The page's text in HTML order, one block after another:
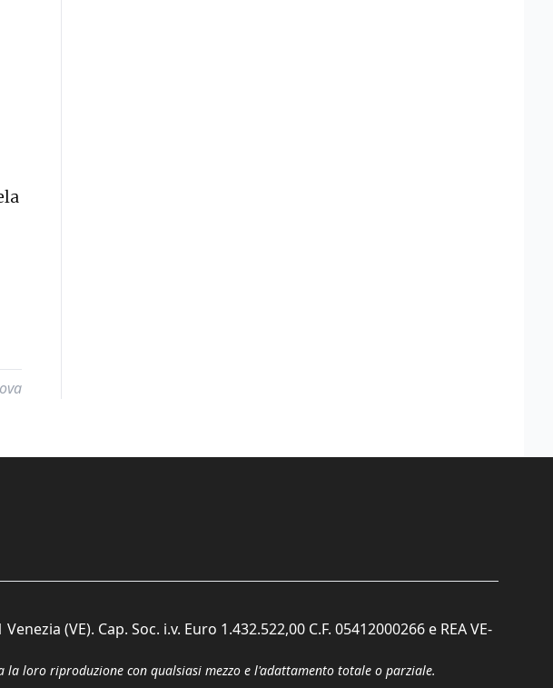
(VE). Cap. Soc. i.v. Euro 1.432.522,00 C.F. 05412000266 e REA VE-
loro riproduzione con qualsiasi mezzo e l'adattamento totale o parziale.